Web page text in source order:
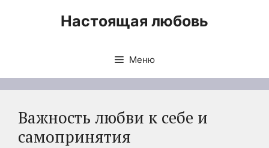
Настоящая любовь
Меню
Важность любви к себе и
самопринятия